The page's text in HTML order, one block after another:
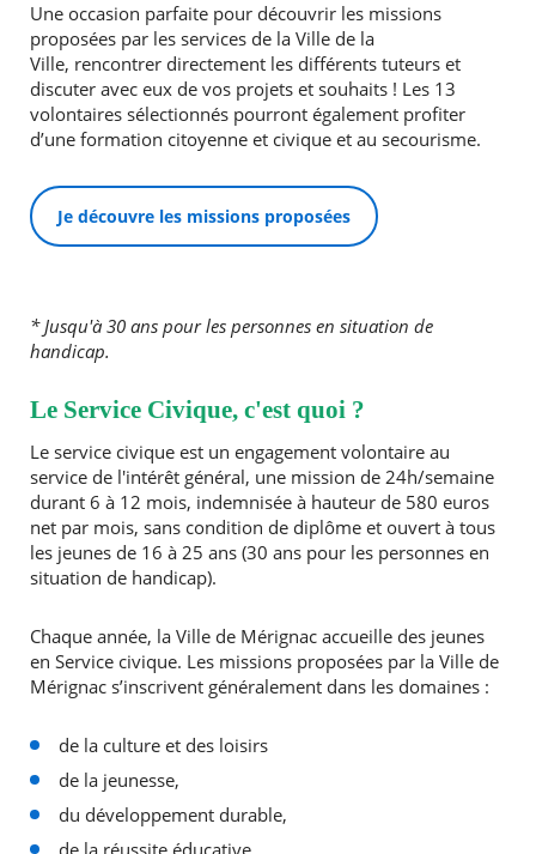
Une occasion parfaite pour découvrir les missions
proposées par les services de la Ville de la
Ville, rencontrer directement les différents tuteurs et
discuter avec eux de vos projets et souhaits ! Les 13
volontaires sélectionnés pourront également profiter
d’une formation citoyenne et civique et au secourisme.
Je découvre les missions proposées
* Jusqu'à 30 ans pour les personnes en situation de
handicap.
Le Service Civique, c'est quoi ?
Le service civique est un engagement volontaire au
service de l'intérêt général, une mission de 24h/semaine
durant 6 à 12 mois, indemnisée à hauteur de 580 euros
net par mois, sans condition de diplôme et ouvert à tous
les jeunes de 16 à 25 ans (30 ans pour les personnes en
situation de handicap).
Chaque année, la Ville de Mérignac accueille des jeunes
en Service civique. Les missions proposées par la Ville de
Mérignac s’inscrivent généralement dans les domaines :
de la culture et des loisirs
de la jeunesse,
du développement durable,